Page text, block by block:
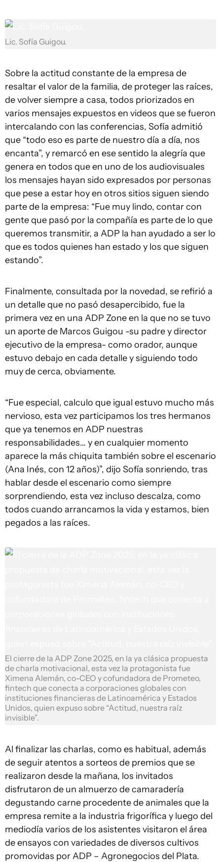
Lic. Sofía Guigou.
Sobre la actitud constante de la empresa de
resaltar el valor de la familia, de proteger las raíces,
de volver siempre a casa, todos priorizados en
varios mensajes expuestos en videos que se fueron
intercalando con las conferencias, Sofía admitió
que “todo eso es parte de nuestro día a día, nos
encanta”, y remarcó en ese sentido la alegría que
genera en todos que en uno de los audiovisuales
los mensajes hayan sido expresados por personas
que pese a estar hoy en otros sitios siguen siendo
parte de la empresa: “Fue muy lindo, contar con
gente que pasó por la compañía es parte de lo que
queremos transmitir, a ADP la han ayudado a ser lo
que es todos quienes han estado y los que siguen
estando”.
Finalmente, consultada por la novedad, se refirió a
un detalle que no pasó desapercibido, fue la
primera vez en una ADP Zone en la que no se tuvo
un aporte de Marcos Guigou -su padre y director
ejecutivo de la empresa- como orador, aunque
estuvo debajo en cada detalle y siguiendo todo
muy de cerca, obviamente.
“Fue especial, calculo que igual estuvo mucho más
nervioso, esta vez participamos los tres hermanos
que ya tenemos en ADP nuestras
responsabilidades… y en cualquier momento
aparece la más chiquita también sobre el escenario
(Ana Inés, con 12 años)”, dijo Sofía sonriendo, tras
hablar desde el escenario como siempre
sorprendiendo, esta vez incluso descalza, como
todos cuando arrancamos la vida y estamos, bien
pegados a las raíces.
El cierre de la ADP Zone 2025, en la ya clásica propuesta
de charla motivacional, esta vez la protagonista fue
Ximena Alemán, co-CEO y cofundadora de Prometeo,
fintech que conecta a corporaciones globales con
instituciones financieras de Latinoamérica y Estados
Unidos, quien expuso sobre “Actitud, nuestra raíz
invisible”.
Al finalizar las charlas, como es habitual, además
de seguir atentos a sorteos de premios que se
realizaron desde la mañana, los invitados
disfrutaron de un almuerzo de camaradería
degustando carne procedente de animales que la
empresa remite a la industria frigorífica y luego del
mediodía varios de los asistentes visitaron el área
de ensayos con variedades de diversos cultivos
promovidas por ADP – Agronegocios del Plata.